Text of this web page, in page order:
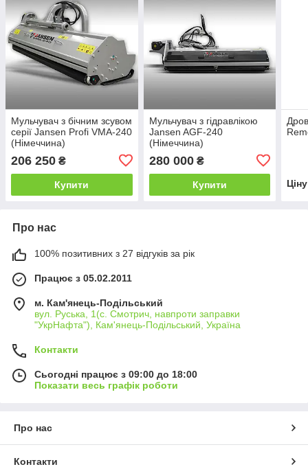
Мульчувач з бічним зсувом
серії Jansen Profi VMA-240
(Німеччина)
206 250 ₴
Купити
Мульчувач з гідравлікою
Jansen AGF-240
(Німеччина)
280 000₴
Купити
Про нас
100% позитивних з 27 відгуків за рік
Працює з 05.02.2011
м. Кам'янець-Подільський
вул. Руська, 1(с. Смотрич, навпроти заправки
"УкрНафта"), Кам'янець-Подільський, Україна
Контакти
Сьогодні працює з 09:00 до 18:00
Показати весь графік роботи
Про нас
Контакти